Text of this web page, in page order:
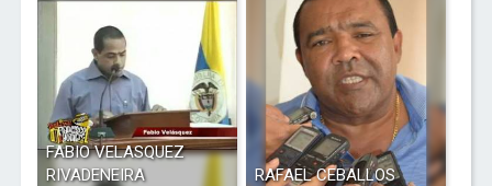
FABIO VELASQUEZ
RIVADENEIRA
RAFAEL CEBALLOS